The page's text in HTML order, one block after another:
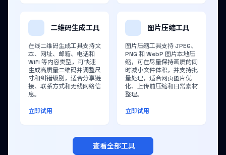
二维码生成工具
在线二维码生成工具支持文
本、网址、邮箱、电话和
WiFi 等内容类型，可快速
生成高质量二维码并调整尺
寸和纠错级别，适合分享链
接、联系方式和无线网络信
息。
立即试用
图片压缩工具
图片压缩工具支持 JPEG、
PNG 和 WebP 图片本地压
缩，可在尽量保持画质的同
时减小文件体积，并支持批
量处理，适合网页图片优
化、上传前压缩和日常素材
整理。
立即试用
查看全部工具